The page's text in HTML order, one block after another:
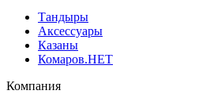
Тандыры
Аксессуары
Казаны
Комаров.НЕТ
Компания